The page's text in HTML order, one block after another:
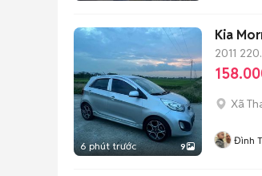
6 phút trước 9
Kia
2011
Xã
Đình